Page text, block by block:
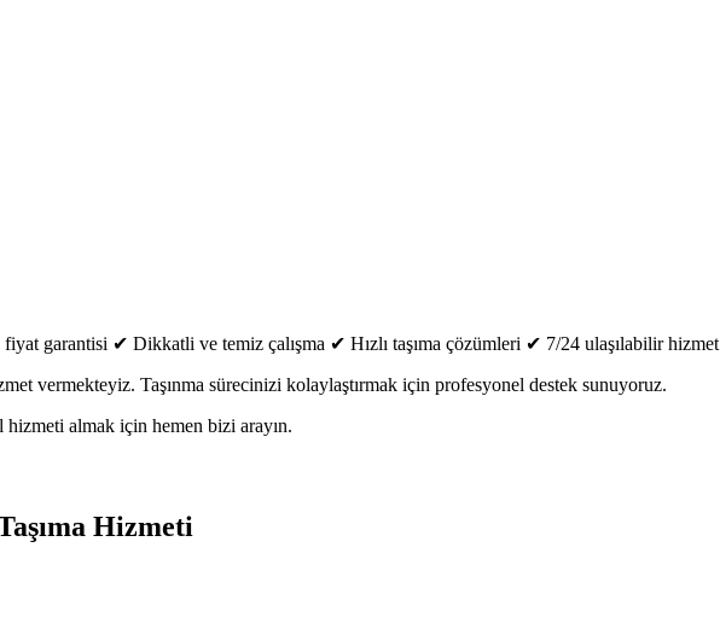
garantisi ✔ Dikkatli ve temiz çalışma ✔ Hızlı taşıma çözümleri ✔ 7/24 ulaşılabilir hizmet
vermekteyiz. Taşınma sürecinizi kolaylaştırmak için profesyonel destek sunuyoruz.
almak için hemen bizi arayın.
Hizmeti